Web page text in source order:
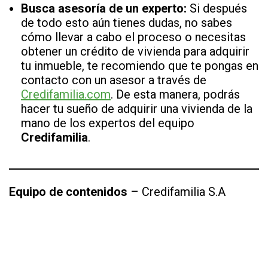
Busca asesoría de un experto: Si después
de todo esto aún tienes dudas, no sabes
cómo llevar a cabo el proceso o necesitas
obtener un crédito de vivienda para adquirir
tu inmueble, te recomiendo que te pongas en
contacto con un asesor a través de
Credifamilia.com. De esta manera, podrás
hacer tu sueño de adquirir una vivienda de la
mano de los expertos del equipo
Credifamilia.
Equipo de contenidos – Credifamilia S.A